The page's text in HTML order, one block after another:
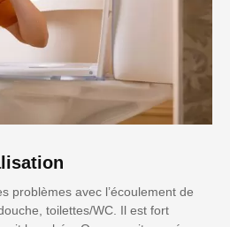
problèmes avec l’écoulement de
toilettes/WC. Il est fort